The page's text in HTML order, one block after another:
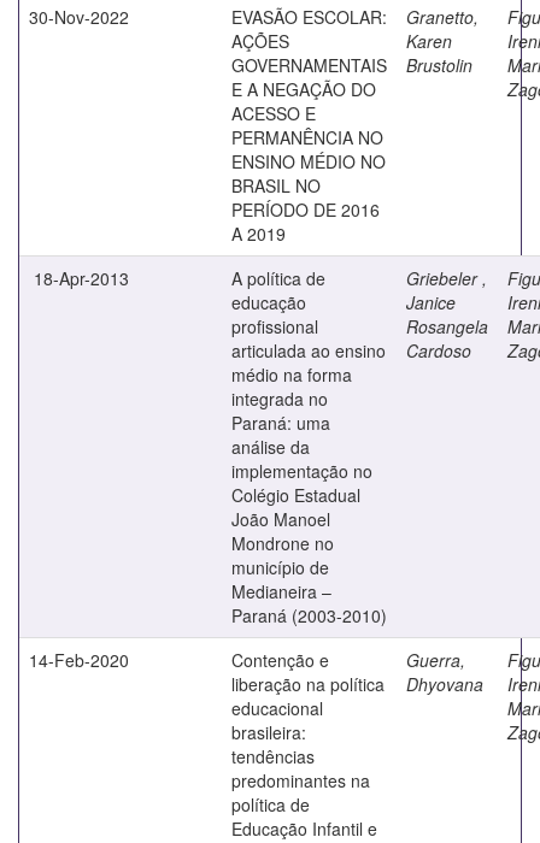
30-Nov-2022
EVASÃO ESCOLAR:
AÇÕES
GOVERNAMENTAIS
E A NEGAÇÃO DO
ACESSO E
PERMANÊNCIA NO
ENSINO MÉDIO NO
BRASIL NO
PERÍODO DE 2016
A 2019
Granetto,
Karen
Brustolin
Ireni
18-Apr-2013
A política de
educação
profissional
articulada ao ensino
médio na forma
integrada no
Paraná: uma
análise da
implementação no
Colégio Estadual
João Manoel
Mondrone no
município de
Medianeira –
Paraná (2003-2010)
Griebeler ,
Janice
Rosangela
Cardoso
Ireni
14-Feb-2020
Contenção e
liberação na política
educacional
brasileira:
tendências
predominantes na
política de
Educação Infantil e
Guerra,
Dhyovana
Ireni